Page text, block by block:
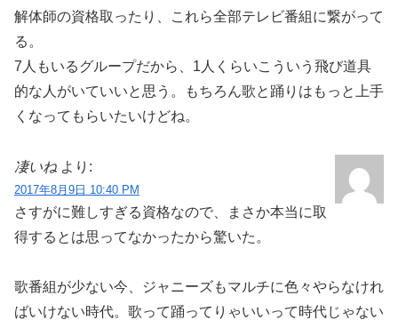
解体師の資格取ったり、これら全部テレビ番組に繋がって
る。
7人もいるグループだから、1人くらいこういう飛び道具
的な人がいていいと思う。もちろん歌と踊りはもっと上手
くなってもらいたいけどね。
凄いね より:
2017年8月9日 10:40 PM
さすがに難しすぎる資格なので、まさか本当に取
得するとは思ってなかったから驚いた。
歌番組が少ない今、ジャニーズもマルチに色々やらなけれ
ばいけない時代。歌って踊ってりゃいいって時代じゃない